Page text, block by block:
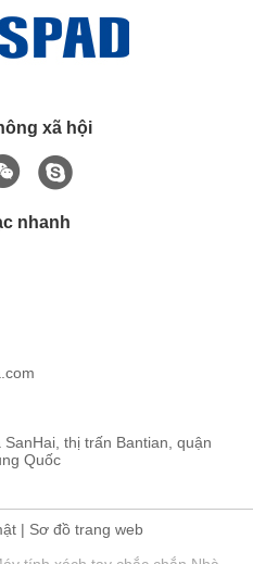
xã hội
nhanh
thị trấn Bantian, quận
Quốc
| Sơ đồ trang web